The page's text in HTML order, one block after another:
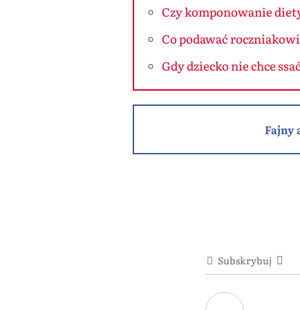
Czy komponowanie
Co podawać
Gdy dziecko nie chce
Fajny
Subskrybuj